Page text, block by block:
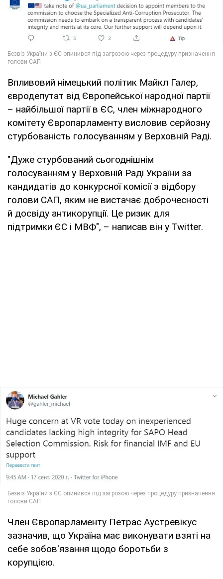
Впливовий німецький політик Майкл Галер,
євродепутат від Європейської народної партії
– найбільшої партії в ЄС, член міжнародного
комітету Європарламенту висловив серйозну
стурбованість голосуванням у Верховній Раді.
"Дуже стурбований сьогоднішнім
голосуванням у Верховній Раді України за
кандидатів до конкурсної комісії з відбору
голови САП, яким не вистачає доброчесності
й досвіду антикорупції. Це ризик для
підтримки ЄС і МВФ", – написав він у Twitter.
Член Європарламенту Петрас Аустревікус
зазначив, що Україна має виконувати взяті на
себе зобов'язання щодо боротьби з
корупцією.